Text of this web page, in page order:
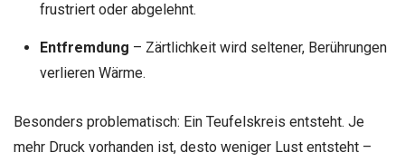
frustriert oder abgelehnt.
Entfremdung – Zärtlichkeit wird seltener, Berührungen
verlieren Wärme.
Besonders problematisch: Ein Teufelskreis entsteht. Je
mehr Druck vorhanden ist, desto weniger Lust entsteht –